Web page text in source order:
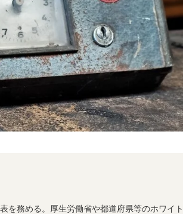
を務める。厚生労働省や都道府県等のホワイト